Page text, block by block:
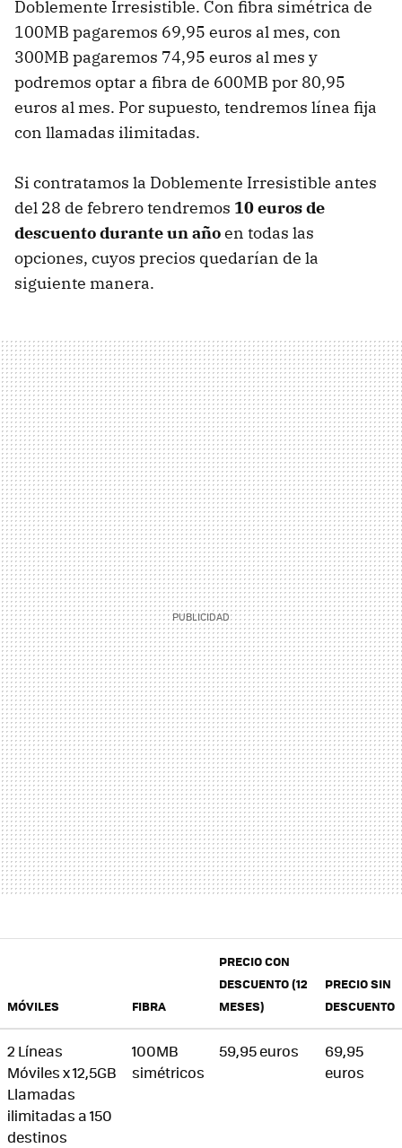
Doblemente Irresistible. Con fibra simétrica de
100MB pagaremos 69,95 euros al mes, con
300MB pagaremos 74,95 euros al mes y
podremos optar a fibra de 600MB por 80,95
euros al mes. Por supuesto, tendremos línea fija
con llamadas ilimitadas.
Si contratamos la Doblemente Irresistible antes
del 28 de febrero tendremos 10 euros de
descuento durante un añoen todas las
opciones, cuyos precios quedarían de la
siguiente manera.
MÓVILES FIBRA
PRECIO CON
DESCUENTO (12
MESES)
PRECIO SIN
DESCUENTO
2 Líneas
Móviles x 12,5GB
Llamadas
ilimitadas a 150
destinos
100MB
simétricos
59,95 euros
69,95
euros